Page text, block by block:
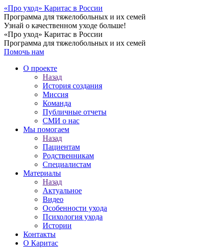
«Про уход» Каритас в России
Программа для тяжелобольных и их семей
Узнай о качественном уходе больше!
«Про уход» Каритас в России
Программа для тяжелобольных и их семей
Помочь нам
О проекте
Назад
История создания
Миссия
Команда
Публичные отчеты
СМИ о нас
Мы помогаем
Назад
Пациентам
Родственникам
Специалистам
Материалы
Назад
Актуальное
Видео
Особенности ухода
Психология ухода
Истории
Контакты
О Каритас